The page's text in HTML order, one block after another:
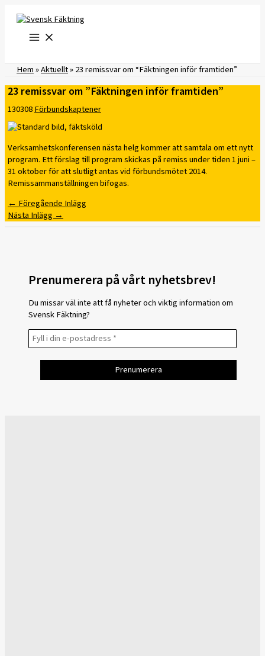
innehåll
Hem»Aktuellt»23 remissvar om “Fäktningen inför framtiden”
23 remissvar om ”Fäktningen inför framtiden”
130308Förbundskaptener
Verksamhetskonferensen nästa helg kommer att samtala om ett nytt
program. Ett förslag till program skickas på remiss under tiden 1 juni –
31 oktober för att slutligt antas vid förbundsmötet 2014.
Remissammanställningen bifogas.
←Föregående Inlägg
Nästa Inlägg→
Prenumerera på vårt nyhetsbrev!
Du missar väl inte att få nyheter och viktig information om
Svensk Fäktning?